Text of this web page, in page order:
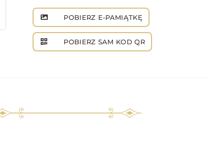
POBIERZ E-PAMIĄTKĘ
POBIERZ SAM KOD QR